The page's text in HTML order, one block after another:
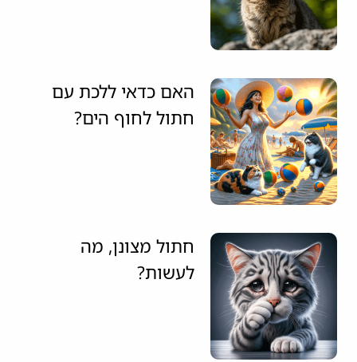
האם כדאי ללכת עם
חתול לחוף הים?
חתול מצונן, מה
לעשות?